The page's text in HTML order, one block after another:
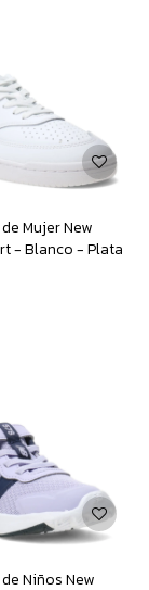
Mujer New
- Blanco - Plata
Niños New